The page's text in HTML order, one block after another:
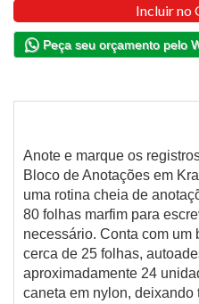
Incluir no
Peça seu orçamento pelo
Anote e marque os
Bloco de Anotações em
uma rotina cheia de
80 folhas marfim para
necessário. Conta com um
cerca de 25 folhas,
aproximadamente 24
caneta em nylon,